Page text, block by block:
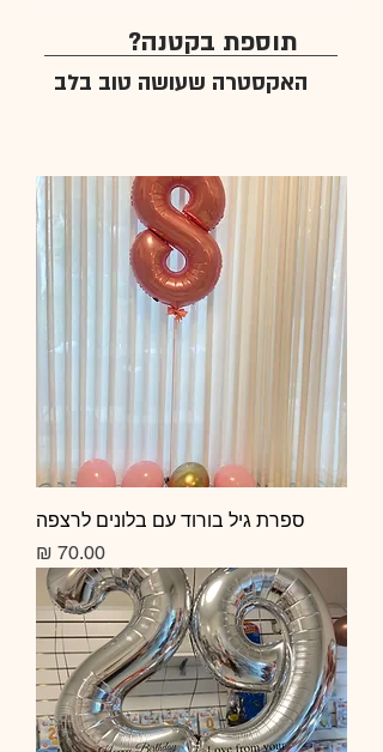
תוספת בקטנה?
האקסטרה שעושה טוב בלב
ספרת גיל בורוד עם בלונים לרצפה
מחיר